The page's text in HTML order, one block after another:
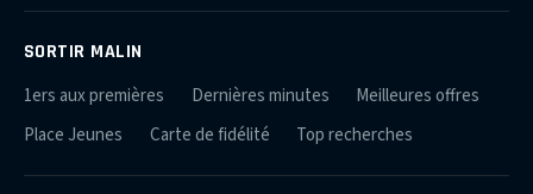
SORTIR MALIN
1ers aux premières Dernières minutes
Meilleures offres
Place Jeunes
Carte de fidélité Top recherches